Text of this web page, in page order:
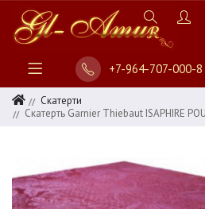
+7-964-707-000-8
Скатерти
Скатерть Garnier Thiebaut ISAPHIRE